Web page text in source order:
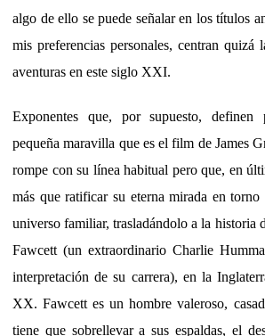
algo de ello se puede señalar en los títulos
mis preferencias personales, centran quizá
aventuras en este siglo XXI.
Exponentes que, por supuesto,
pequeña maravilla que es el film de James
rompe con su línea habitual pero que, en
más que ratificar su eterna mirada en torno
universo familiar, trasladándolo a la historia
Fawcett (un extraordinario Charlie
interpretación de su carrera), en la
XX. Fawcett es un hombre valeroso,
tiene que sobrellevar a sus espaldas, el